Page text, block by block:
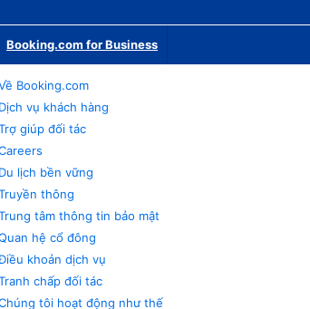
Booking.com for Business
Booking.com
Dịch vụ khách hàng
giúp đối tác
Du lịch bền vững
thông
tâm thông tin bảo mật
hệ cổ đông
khoản dịch vụ
chấp đối tác
tôi hoạt động như thế